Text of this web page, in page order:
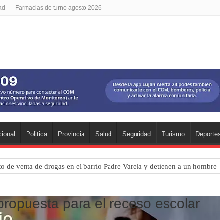
Farmacias de turno agosto 2026
Politica Provincia Salud Seguridad Turismo
de venta de drogas en el barrio Padre Varela y detienen a un hombre
Diego Cordone se quedó con una gran victoria en Del Viso
qué requisitos exige ANSES para acceder al beneficio
mejor educación ambiental
para el receso escolar